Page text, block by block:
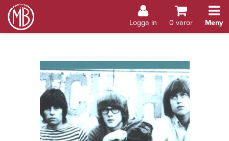
Åland
Logga in 0 varor Meny